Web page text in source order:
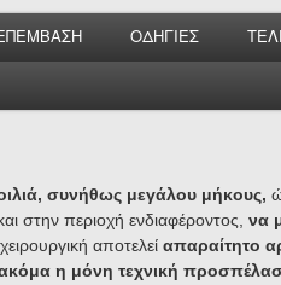
ΟΔΗΓΙΕΣ
συνήθως μεγάλου μήκους,
στην περιοχή ενδιαφέροντος, να
αποτελεί απαραίτητο
η μόνη τεχνική